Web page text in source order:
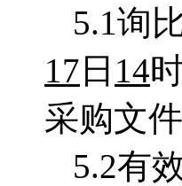
5.1询
17 日 14
采购文
5.2有